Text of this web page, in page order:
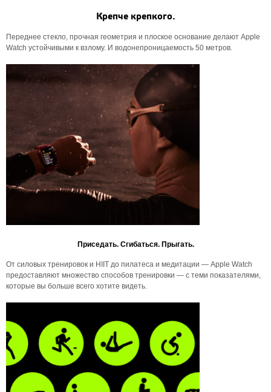
Крепче крепкого.
Переднее стекло, прочная геометрия и плоское основание делают Apple
Watch устойчивыми к взлому. И водонепроницаемость 50 метров.
Приседать. Сгибаться. Прыгать.
От силовых тренировок и HIIT до пилатеса и медитации — Apple Watch
предоставляют множество способов тренировки — с теми показателями,
которые вы больше всего хотите видеть.